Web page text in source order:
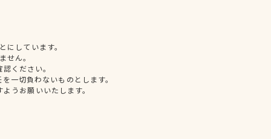
しています。
せん。
ください。
一切負わないものとします。
うお願いいたします。